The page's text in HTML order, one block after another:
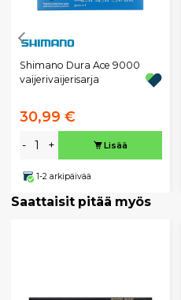
Shimano Dura Ace 9000
vaijerivaijerisarja
30,99 €
- + Lisää
1-2 arkipäivää
Saattaisit pitää myös